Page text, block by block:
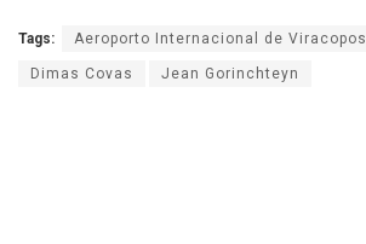
Tags: Aeroporto Internacional de Viracopos
Dimas Covas Jean Gorinchteyn